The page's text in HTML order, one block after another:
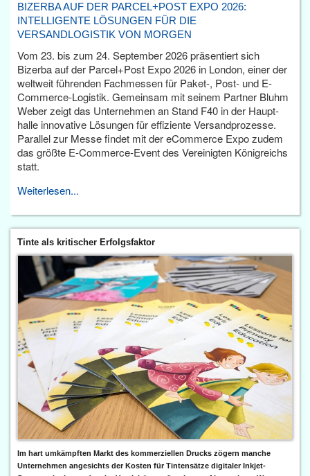
BIZERBA AUF DER PARCEL+POST EXPO 2026:
INTELLIGENTE LÖSUNGEN FÜR DIE
VERSANDLOGISTIK VON MORGEN
Vom 23. bis zum 24. September 2026 präsentiert sich
Bizerba auf der Parcel+Post Expo 2026 in London, einer der
weltweit führenden Fachmessen für Paket-, Post- und E-
Commerce-Logistik. Gemeinsam mit seinem Partner Bluhm
Weber zeigt das Unternehmen an Stand F40 in der Haupt­
halle innovative Lösungen für effiziente Versandprozesse.
Parallel zur Messe findet mit der eCommerce Expo zudem
das größte E-Commerce-Event des Vereinigten Königreichs
statt.
Weiterlesen...
Tinte als kritischer Erfolgsfaktor
Im hart umkämpften Markt des kommerziellen Drucks zögern manche
Unternehmen angesichts der Kosten für Tintensätze digitaler Inkjet-